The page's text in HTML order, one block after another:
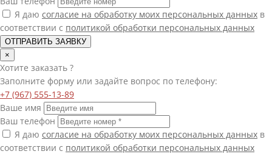
Я даю согласие на обработку моих персональных данных в
соответствии с политикой обработки персональных данных
ОТПРАВИТЬ ЗАЯВКУ
×
Хотите заказать ?
Заполните форму или задайте вопрос по телефону:
+7 (967) 555-13-89
Ваше имя
Ваш телефон
Я даю согласие на обработку моих персональных данных в
соответствии с политикой обработки персональных данных